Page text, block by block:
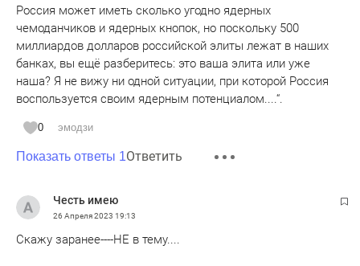
Россия может иметь сколько угодно ядерных
чемоданчиков и ядерных кнопок, но поскольку 500
миллиардов долларов российской элиты лежат в наших
банках, вы ещё разберитесь: это ваша элита или уже
наша? Я не вижу ни одной ситуации, при которой Россия
воспользуется своим ядерным потенциалом....“.
0 эмодзи
Показать ответы 1Ответить
Честь имею
26 Апреля 2023 19:13
Скажу заранее----НЕ в тему....